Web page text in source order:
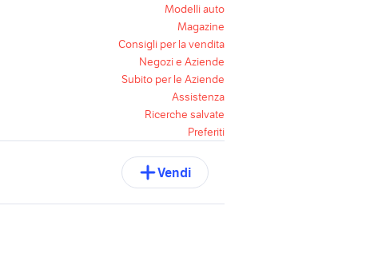
Modelli auto
Magazine
Consigli per la vendita
Negozi e Aziende
Subito per le Aziende
Assistenza
Ricerche salvate
Preferiti
Vendi